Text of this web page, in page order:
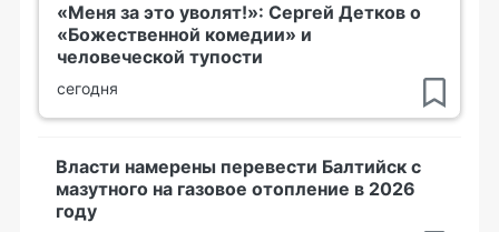
«Меня за это уволят!»: Сергей Детков о
«Божественной комедии» и
человеческой тупости
сегодня
Власти намерены перевести Балтийск с
мазутного на газовое отопление в 2026
году